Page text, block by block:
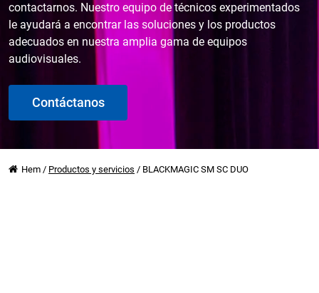
contactarnos. Nuestro equipo de técnicos experimentados
le ayudará a encontrar las soluciones y los productos
adecuados en nuestra amplia gama de equipos
audiovisuales.
Contáctanos
Hem / Productos y servicios / BLACKMAGIC SM SC DUO